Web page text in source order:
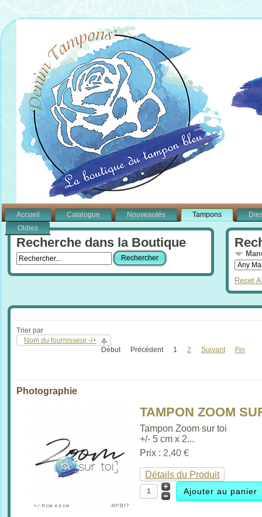
Accueil Catalogue Nouveautés Tampons
Oldies
Recherche dans la Boutique
Reset
Trier par
Nom du fournisseur -/+
Début
Précédent 1 2 Suivant Fin
Photographie
TAMPON ZOOM
Tampon Zoom sur toi
+/- 5 cm x 2...
Prix : 2,40 €
Détails du Produit